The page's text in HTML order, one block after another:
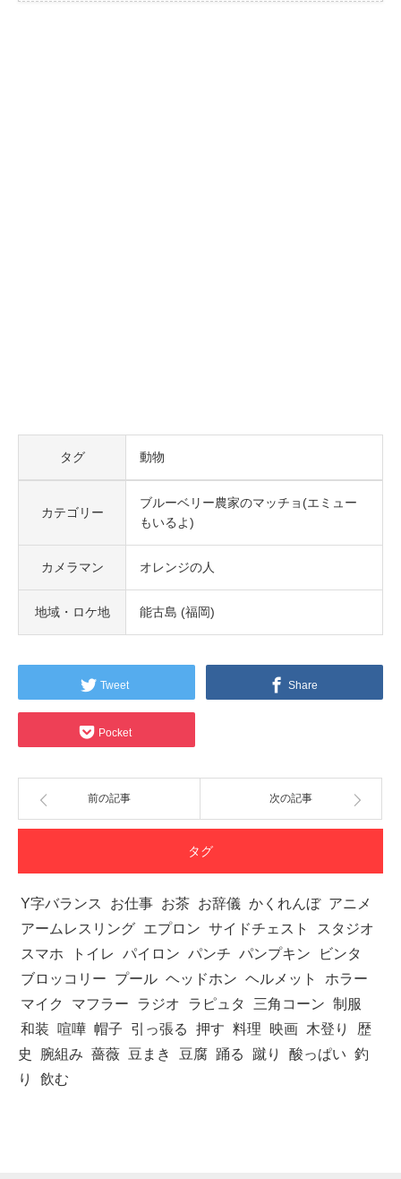
タグ 動物
カテゴリー
ブルーベリー農家のマッチョ(エミュー
もいるよ)
カメラマン オレンジの人
地域・ロケ地 能古島 (福岡)
Tweet Share
Pocket
前の記事 次の記事
タグ
Y字バランス お仕事 お茶 お辞儀 かくれんぼ アニメ
アームレスリング エプロン サイドチェスト
スタジオ
スマホ
トイレ パイロン パンチ パンプキン
ビンタ
ブロッコリー
プール ヘッドホン ヘルメット
ホラー
マイク
マフラー ラジオ ラピュタ 三角コーン 制服
和装
喧嘩 帽子 引っ張る 押す 料理 映画 木登り
歴
史
腕組み 薔薇 豆まき 豆腐 踊る 蹴り 酸っぱい 釣
り
飲む